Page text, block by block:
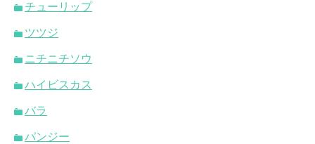
チューリップ
ツツジ
ニチニチソウ
ハイビスカス
バラ
パンジー